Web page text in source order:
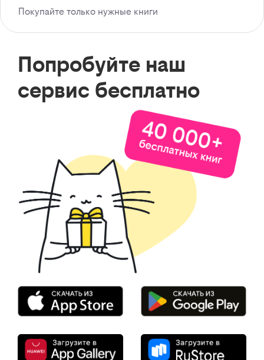
Покупайте только нужные книги
Попробуйте наш
сервис бесплатно